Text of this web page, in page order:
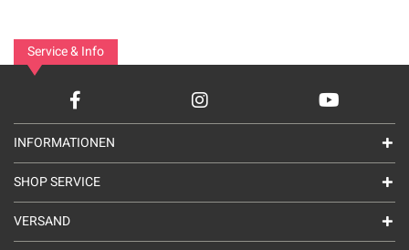
Service & Info
INFORMATIONEN
SHOP SERVICE
VERSAND